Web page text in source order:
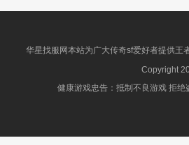
华星找服网本站为广大传奇sf爱好者提供王
Copyright
健康游戏忠告：抵制不良游戏 拒